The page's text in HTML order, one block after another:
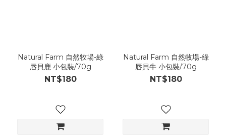
Natural Farm 自然牧場-綠
唇貝鹿 小包裝/70g
NT$180
Natural Farm 自然牧場-綠
唇貝牛 小包裝/70g
NT$180